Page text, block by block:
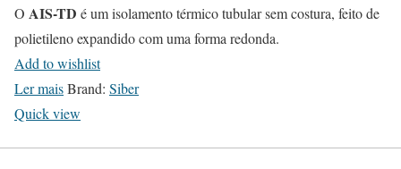
O AIS-TD é um isolamento térmico tubular sem costura, feito de
polietileno expandido com uma forma redonda.
Add to wishlist
Ler maisBrand: Siber
Quick view